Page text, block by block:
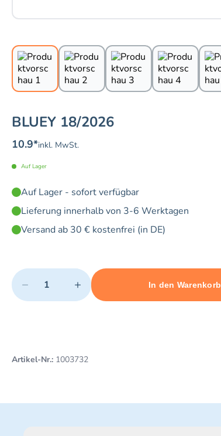
BLUEY 18/2026
10.9*inkl. MwSt.
Auf Lager
Auf Lager - sofort verfügbar
Lieferung innerhalb von 3-6 Werktagen
Versand ab 30 € kostenfrei (in DE)
Quantity
− +
Minimum quantity: 1 Maximum quantity: 5
In den Warenkorb
Add 1 item to cart
Artikel-Nr.: 1003732